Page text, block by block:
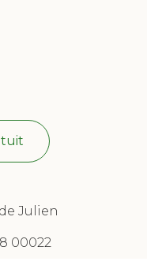
Julien
00022